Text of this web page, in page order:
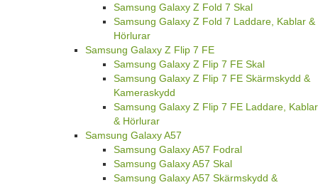
Samsung Galaxy Z Fold 7 Skal
Samsung Galaxy Z Fold 7 Laddare, Kablar &
Hörlurar
Samsung Galaxy Z Flip 7 FE
Samsung Galaxy Z Flip 7 FE Skal
Samsung Galaxy Z Flip 7 FE Skärmskydd &
Kameraskydd
Samsung Galaxy Z Flip 7 FE Laddare, Kablar
& Hörlurar
Samsung Galaxy A57
Samsung Galaxy A57 Fodral
Samsung Galaxy A57 Skal
Samsung Galaxy A57 Skärmskydd &